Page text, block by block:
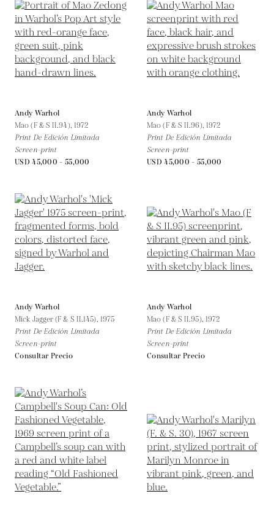
Andy Warhol
Mao (F & S II.94), 1972
Print De Edición Limitada
Screen-print
USD 45,000 - 55,000
Andy Warhol
Mao (F & S II.96), 1972
Print De Edición Limitada
Screen-print
USD 45,000 - 55,000
Andy Warhol
Mick Jagger (F & S II.145), 1975
Print De Edición Limitada
Screen-print
Consultar Precio
Andy Warhol
Mao (F & S II.95), 1972
Print De Edición Limitada
Screen-print
Consultar Precio